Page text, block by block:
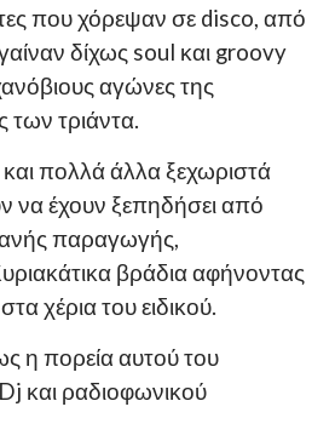
που χόρεψαν σε disco, από
δίχως soul και groovy
αγώνες της
των τριάντα.
πολλά άλλα ξεχωριστά
να έχουν ξεπηδήσει από
παραγωγής,
βράδια αφήνοντας
χέρια του ειδικού.
η πορεία αυτού του
Dj και ραδιοφωνικού